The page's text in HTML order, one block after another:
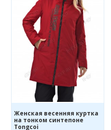
Женская весенняя куртка
на тонком синтепоне
Tongcoi